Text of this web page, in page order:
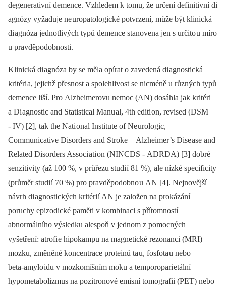
degenerativní demence. Vzhledem k tomu, že určení definitivní di
agnózy vyžaduje ne uropatologické potvrzení, může být klinická
di agnóza jednotlivých typů demence stanovena jen s určito u míro
u pravděpodobnosti.
Klinická di agnóza by se měla opírat o zavedená di agnostická
kritéri a, jejichž přesnost a spolehlivost se nicméně u různých typů
demence liší. Pro Alz­heimerovu nemoc (AN) dosáhla jak kritéri
a Di agnostic and Statistical Manu al, 4th editi on, revised (DSM
-⁠ IV) [2], tak the Nati onal Institute of Ne urologic,
Communicative Disorders and Stroke –⁠ Alzheimer’s Dise ase and
Related Disorders Associ ati on (NINCDS -⁠ ADRDA) [3] dobré
senzitivity (až 100 %, v průřezu studi í 81 %), ale nízké specificity
(průměr studi í 70 %) pro pravděpodobno u AN [4]. Nejnovější
návrh di agnostických kritéri í AN je založen na prokázání
poruchy epizodické paměti v kombinaci s přítomností
abnormálního výsledku alespoň v jednom z pomocných
vyšetření: atrofi e hipokampu na magnetické rezonanci (MRI)
mozku, změněné koncentrace proteinů ta u, fosfota u nebo
beta‑amylo idu v mozkomíšním moku a temporopari etální
hypometabolizmus na pozitronové emisní tomografii (PET) nebo